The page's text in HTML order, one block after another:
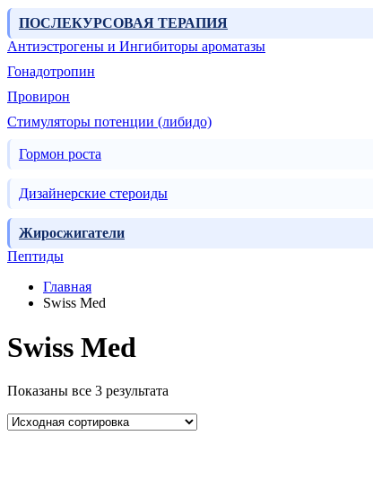
ПОСЛЕКУРСОВАЯ ТЕРАПИЯ
Антиэстрогены и Ингибиторы ароматазы
Гонадотропин
Провирон
Стимуляторы потенции (либидо)
Гормон роста
Дизайнерские стероиды
Жиросжигатели
Пептиды
Главная
Swiss Med
Swiss Med
Показаны все 3 результата